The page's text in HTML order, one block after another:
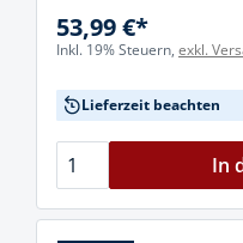
53,99 €*
Inkl. 19% Steuern, exkl.
Lieferzeit beachten
In